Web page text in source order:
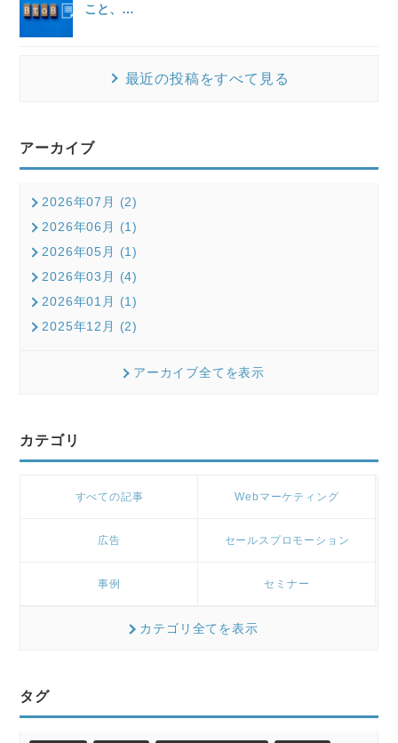
こと、 …
最近の投稿をすべて見る
アーカイブ
2026年07月 (2)
2026年06月 (1)
2026年05月 (1)
2026年03月 (4)
2026年01月 (1)
2025年12月 (2)
アーカイブ全てを表示
カテゴリ
すべての記事 Webマーケティング
広告 セールスプロモーション
事例 セミナー
カテゴリ全てを表示
タグ